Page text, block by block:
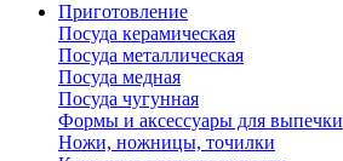
Приготовление
Посуда керамическая
Посуда металлическая
Посуда медная
Посуда чугунная
Формы и аксессуары для выпечки
Ножи, ножницы, точилки